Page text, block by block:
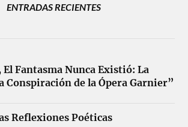
ENTRADAS RECIENTES
Fantasma Nunca Existió: La
Conspiración de la Ópera Garnier”
Reflexiones Poéticas